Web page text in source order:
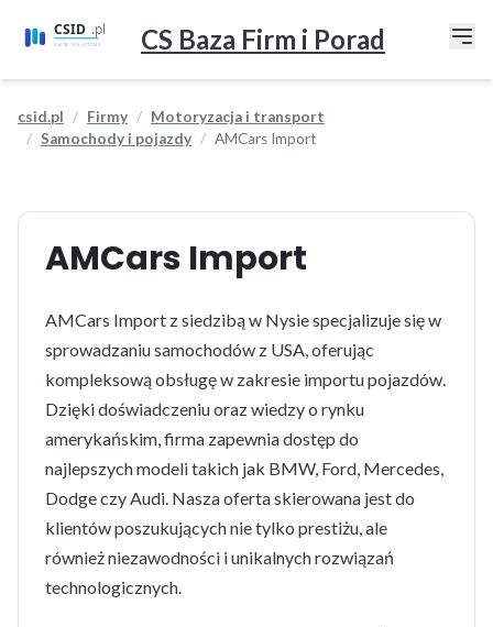
CS Baza Firm i Porad
csid.pl Firmy
Motoryzacja i transport
Samochody i pojazdy
AMCars Import
AMCars Import
AMCars Import z siedzibą w Nysie specjalizuje się w
sprowadzaniu samochodów z USA, oferując
kompleksową obsługę w zakresie importu pojazdów.
Dzięki doświadczeniu oraz wiedzy o rynku
amerykańskim, firma zapewnia dostęp do
najlepszych modeli takich jak BMW, Ford, Mercedes,
Dodge czy Audi. Nasza oferta skierowana jest do
klientów poszukujących nie tylko prestiżu, ale
również niezawodności i unikalnych rozwiązań
technologicznych.